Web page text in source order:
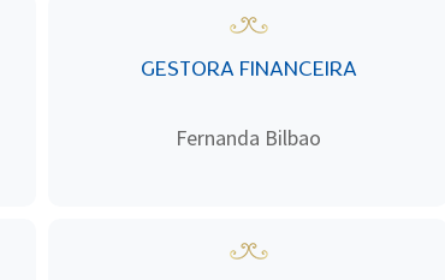
GESTORA FINANCEIRA
Fernanda Bilbao